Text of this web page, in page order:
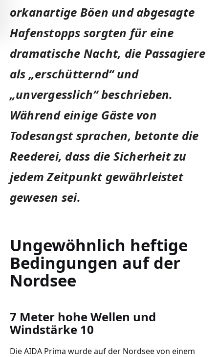
orkanartige Böen und abgesagte
Hafenstopps sorgten für eine
dramatische Nacht, die Passagiere
als „erschütternd“ und
„unvergesslich“ beschrieben.
Während einige Gäste von
Todesangst sprachen, betonte die
Reederei, dass die Sicherheit zu
jedem Zeitpunkt gewährleistet
gewesen sei.
Ungewöhnlich heftige
Bedingungen auf der
Nordsee
7 Meter hohe Wellen und
Windstärke 10
Die AIDA Prima wurde auf der Nordsee von einem